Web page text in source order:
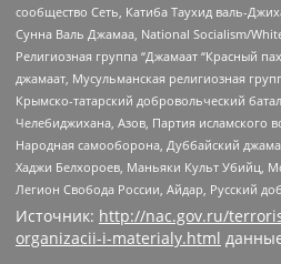
сообщество Сеть, Катиба Таухид валь-
Сунна Валь Джамаа, National Socialism/
Религиозная группа “Джамаат “Красный
джамаат, Мусульманская религиозная
Крымско-татарский добровольческий
Челебиджихана, Азов, Партия исламского
Народная самооборона, Дуббайский
Хаджи Белхороев, Маньяки Культ Убийц,
Легион Свобода России, Айдар, Русский
Источник: http://nac.gov.ru/
organizacii-i-materialy.html